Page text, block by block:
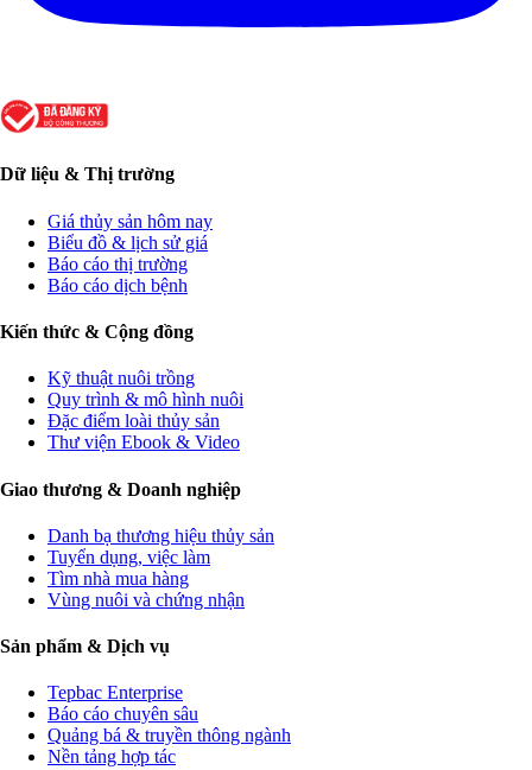
Dữ liệu & Thị trường
Giá thủy sản hôm nay
Biểu đồ & lịch sử giá
Báo cáo thị trường
Báo cáo dịch bệnh
Kiến thức & Cộng đồng
Kỹ thuật nuôi trồng
Quy trình & mô hình nuôi
Đặc điểm loài thủy sản
Thư viện Ebook & Video
Giao thương & Doanh nghiệp
Danh bạ thương hiệu thủy sản
Tuyển dụng, việc làm
Tìm nhà mua hàng
Vùng nuôi và chứng nhận
Sản phẩm & Dịch vụ
Tepbac Enterprise
Báo cáo chuyên sâu
Quảng bá & truyền thông ngành
Nền tảng hợp tác